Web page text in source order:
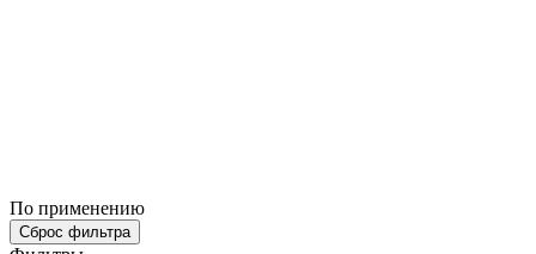
По применению
Сброс фильтра